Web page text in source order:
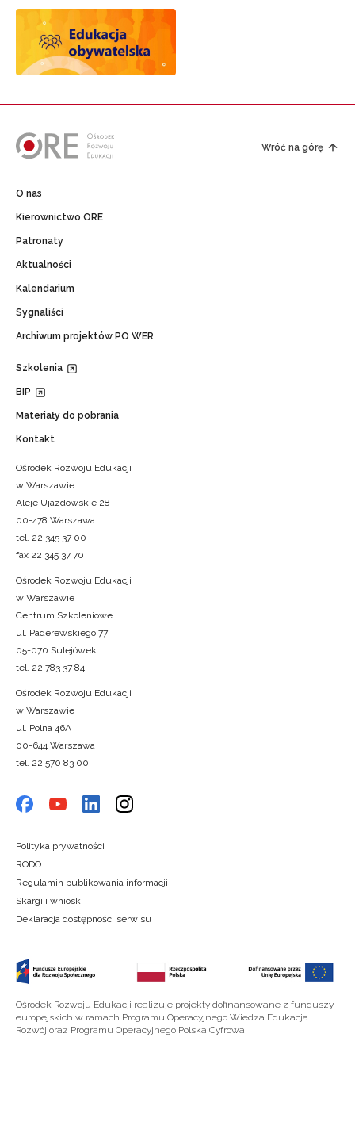
Wróć na górę
O nas
Kierownictwo ORE
Patronaty
Aktualności
Kalendarium
Sygnaliści
Archiwum projektów PO WER
Szkolenia
BIP
Materiały do pobrania
Kontakt
Ośrodek Rozwoju Edukacji
w Warszawie
Aleje Ujazdowskie 28
00-478 Warszawa
tel. 22 345 37 00
fax 22 345 37 70
Ośrodek Rozwoju Edukacji
w Warszawie
Centrum Szkoleniowe
ul. Paderewskiego 77
05-070 Sulejówek
tel. 22 783 37 84
Ośrodek Rozwoju Edukacji
w Warszawie
ul. Polna 46A
00-644 Warszawa
tel. 22 570 83 00
Polityka prywatności
RODO
Regulamin publikowania informacji
Skargi i wnioski
Deklaracja dostępności serwisu
Ośrodek Rozwoju Edukacji realizuje projekty dofinansowane z funduszy
europejskich w ramach Programu Operacyjnego Wiedza Edukacja
Rozwój oraz Programu Operacyjnego Polska Cyfrowa